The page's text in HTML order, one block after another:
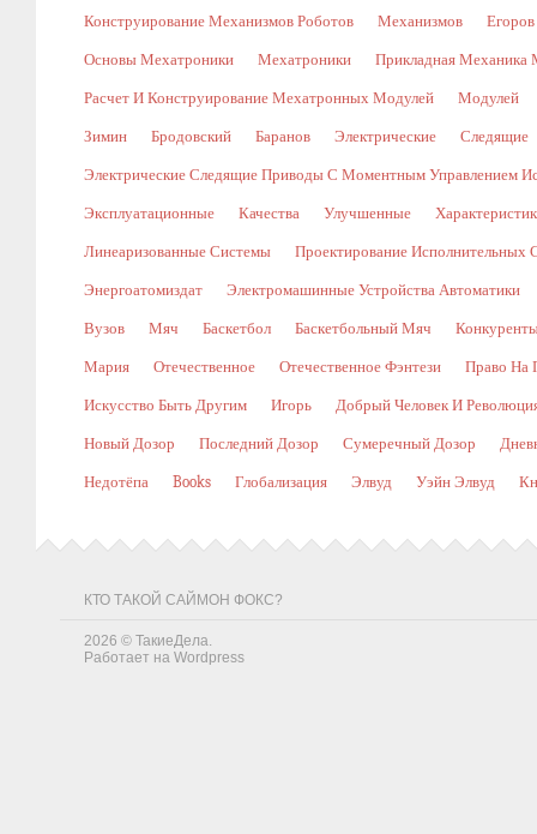
Конструирование Механизмов Роботов Механизмов
Основы Мехатроники Мехатроники Прикладная Механика
Расчет И Конструирование Мехатронных Модулей Модулей
Зимин Бродовский Баранов Электрические Следящие
Электрические Следящие Приводы С Моментным Управлением
Эксплуатационные Качества Улучшенные
Линеаризованные Системы Проектирование Исполнительных
Энергоатомиздат Электромашинные Устройства Автоматики
Вузов Мяч Баскетбол Баскетбольный Мяч
Мария Отечественное Отечественное Фэнтези Право На
Искусство Быть Другим Игорь Добрый Человек И
Новый Дозор Последний Дозор Сумеречный Дозор
Недотёпа Books Глобализация Элвуд Уэйн Элвуд
КТО ТАКОЙ САЙМОН ФОКС?
2026 © ТакиеДела.
Работает на Wordpress